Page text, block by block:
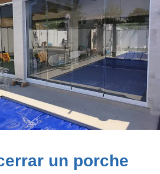
un porche